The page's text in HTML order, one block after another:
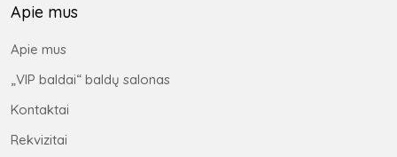
Apie mus
Apie mus
„VIP baldai“ baldų salonas
Kontaktai
Rekvizitai